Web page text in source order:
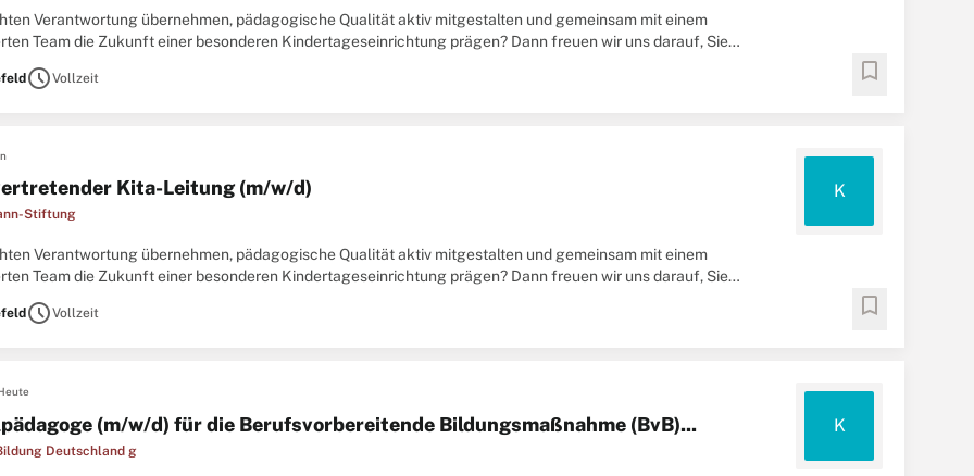
Verantwortung übernehmen, pädagogische Qualität aktiv mitgestalten und gemeinsam mit einem
Team die Zukunft einer besonderen Kindertageseinrichtung prägen? Dann freuen wir uns darauf, Sie
scheduleVollzeit bookmark
Kita-Leitung (m/w/d)
Stiftung
K
Verantwortung übernehmen, pädagogische Qualität aktiv mitgestalten und gemeinsam mit einem
Team die Zukunft einer besonderen Kindertageseinrichtung prägen? Dann freuen wir uns darauf, Sie
scheduleVollzeit bookmark
(m/w/d) für die Berufsvorbereitende Bildungsmaßnahme (BvB)...
Deutschland g
K